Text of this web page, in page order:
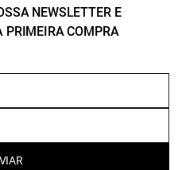
NEWSLETTER E
PRIMEIRA COMPRA